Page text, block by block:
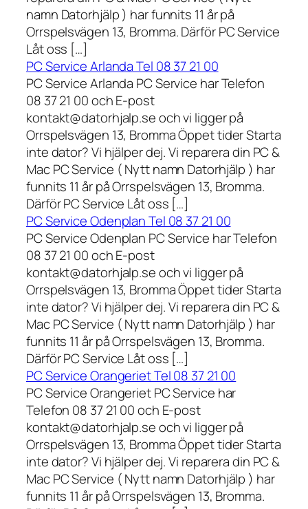
namn Datorhjälp ) har funnits 11 år på
Orrspelsvägen 13, Bromma. Därför PC Service
Låt oss […]
PC Service Arlanda Tel 08 37 21 00
PC Service Arlanda PC Service har Telefon
08 37 21 00 och E-post
kontakt@datorhjalp.se och vi ligger på
Orrspelsvägen 13, Bromma Öppet tider Starta
inte dator? Vi hjälper dej. Vi reparera din PC &
Mac PC Service ( Nytt namn Datorhjälp ) har
funnits 11 år på Orrspelsvägen 13, Bromma.
Därför PC Service Låt oss […]
PC Service Odenplan Tel 08 37 21 00
PC Service Odenplan PC Service har Telefon
08 37 21 00 och E-post
kontakt@datorhjalp.se och vi ligger på
Orrspelsvägen 13, Bromma Öppet tider Starta
inte dator? Vi hjälper dej. Vi reparera din PC &
Mac PC Service ( Nytt namn Datorhjälp ) har
funnits 11 år på Orrspelsvägen 13, Bromma.
Därför PC Service Låt oss […]
PC Service Orangeriet Tel 08 37 21 00
PC Service Orangeriet PC Service har
Telefon 08 37 21 00 och E-post
kontakt@datorhjalp.se och vi ligger på
Orrspelsvägen 13, Bromma Öppet tider Starta
inte dator? Vi hjälper dej. Vi reparera din PC &
Mac PC Service ( Nytt namn Datorhjälp ) har
funnits 11 år på Orrspelsvägen 13, Bromma.